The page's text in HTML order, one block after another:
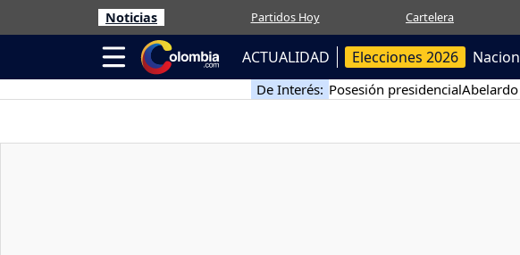
Noticias Partidos Hoy Cartelera
ACTUALIDAD Elecciones 2026
De Interés: Posesión presidencial